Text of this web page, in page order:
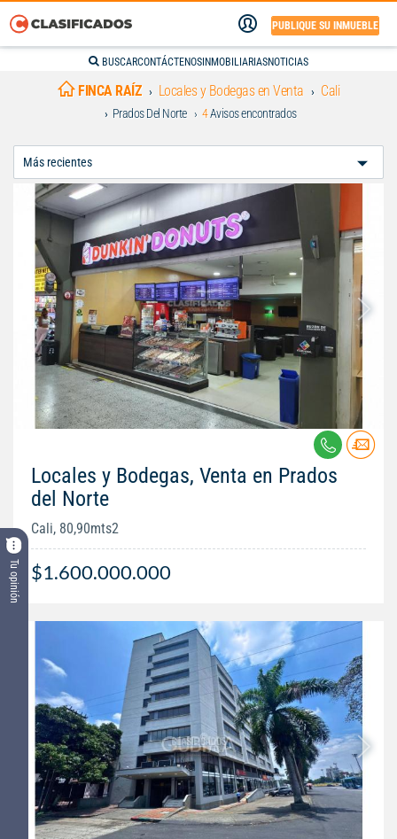
PUBLIQUE SU INMUEBLE
BUSCARCONTÁCTENOS INMOBILIARIASNOTICIAS
Tu opinión
FINCA RAÍZ Locales y Bodegas en Venta Cali
Prados Del Norte 4Avisos encontrados
Locales y Bodegas, Venta en Prados
del Norte
Cali, 80,90mts2
$1.600.000.000